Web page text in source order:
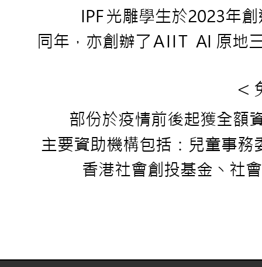
IPF光雕學生於2023年
同年，亦創辦了AIIT AI 原地
<
部份於疫情前後起獲全額
主要資助機構包括：兒童事
香港社會創投基金丶社